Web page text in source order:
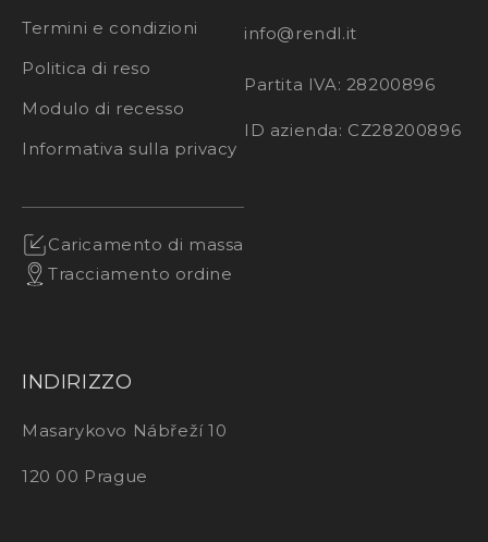
Termini e condizioni
Politica di reso
Modulo di recesso
Informativa sulla privacy
Caricamento di massa
Tracciamento ordine
info@rendl.it
Partita IVA: 28200896
ID azienda: CZ28200896
INDIRIZZO
Masarykovo Nábřeží 10
120 00 Prague